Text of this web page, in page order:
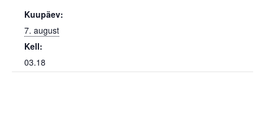
Kuupäev:
7. august
Kell:
03.18